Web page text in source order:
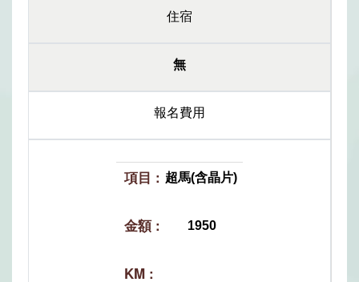
住宿
無
報名費用
超馬(含晶片)
1950